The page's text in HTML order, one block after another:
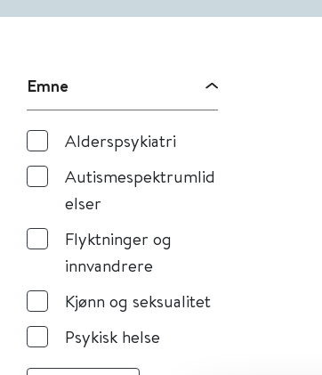
Emne
Alderspsykiatri
Autismespektrumlid
elser
Flyktninger og
innvandrere
Kjønn og seksualitet
Psykisk helse